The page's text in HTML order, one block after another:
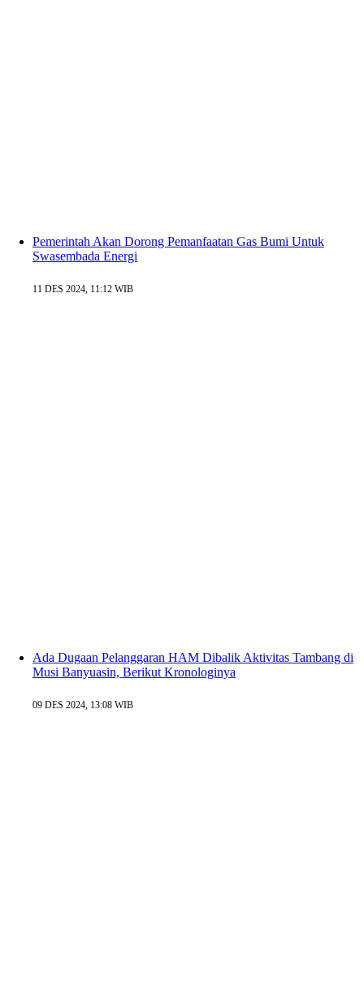
Pemerintah Akan Dorong Pemanfaatan Gas Bumi Untuk
Swasembada Energi
11 DES 2024, 11:12 WIB
Ada Dugaan Pelanggaran HAM Dibalik Aktivitas Tambang di
Musi Banyuasin, Berikut Kronologinya
09 DES 2024, 13:08 WIB